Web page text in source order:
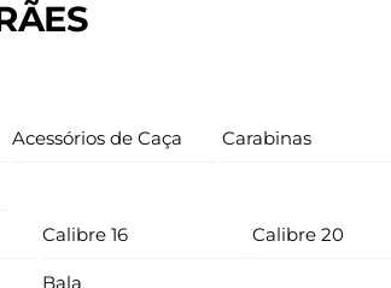
Acessórios de Caça Carabinas
Calibre 16 Calibre 20
Bala